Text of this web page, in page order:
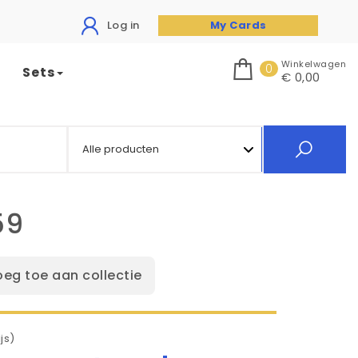
Log in My Cards
Sets 0 Winkelwagen
€ 0,00
toe aan collectie